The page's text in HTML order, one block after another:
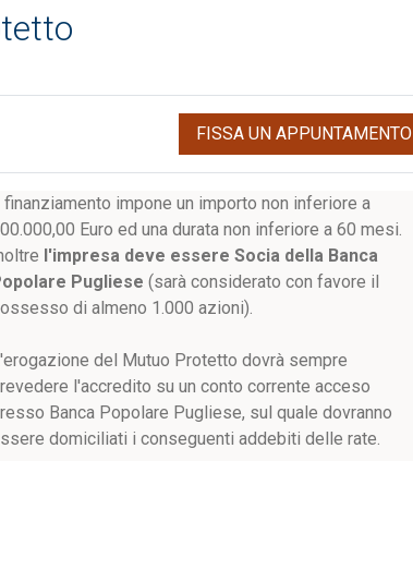
FISSA UN APPUNTAMENTO
finanziamento impone un importo non inferiore a
Euro ed una durata non inferiore a 60 mesi.
l'impresa deve essere Socia della Banca
Pugliese (sarà considerato con favore il
di almeno 1.000 azioni).
del Mutuo Protetto dovrà sempre
l'accredito su un conto corrente acceso
Banca Popolare Pugliese, sul quale dovranno
domiciliati i conseguenti addebiti delle rate.